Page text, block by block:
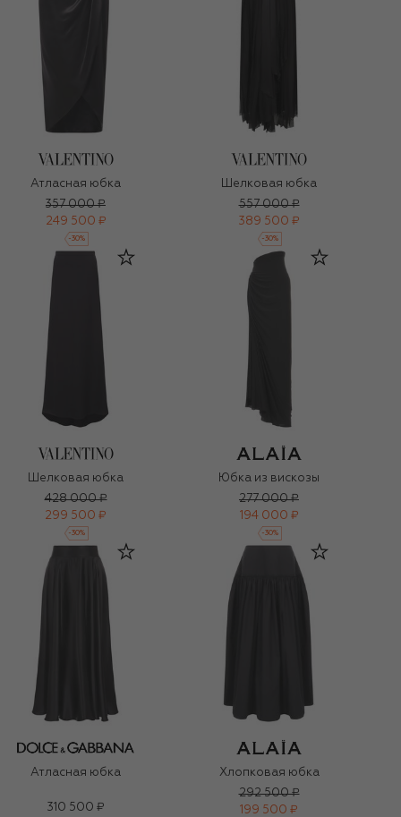
Атласная юбка
357 000 ₽
249 500 ₽
-30%
Шелковая юбка
557 000 ₽
389 500 ₽
-30%
Шелковая юбка
428 000 ₽
299 500 ₽
-30%
Юбка из вискозы
277 000 ₽
194 000 ₽
-30%
Атласная юбка
310 500 ₽
Хлопковая юбка
292 500 ₽
199 500 ₽